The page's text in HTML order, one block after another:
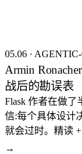
05.06 ·
Armin
战后的勘误表
Flask 作者在做了
信:每个具体设计
就会过时。精读 +
→